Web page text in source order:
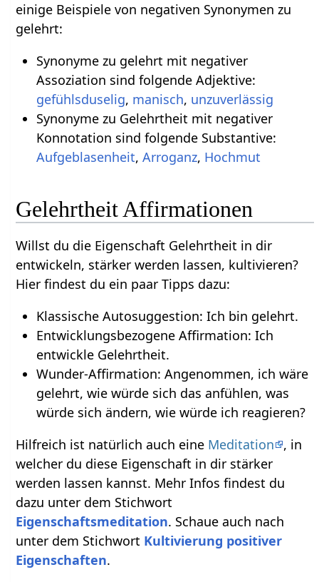
einige Beispiele von negativen Synonymen zu
gelehrt:
Synonyme zu gelehrt mit negativer
Assoziation sind folgende Adjektive:
gefühlsduselig, manisch, unzuverlässig
Synonyme zu Gelehrtheit mit negativer
Konnotation sind folgende Substantive:
Aufgeblasenheit, Arroganz, Hochmut
Gelehrtheit Affirmationen
Willst du die Eigenschaft Gelehrtheit in dir
entwickeln, stärker werden lassen, kultivieren?
Hier findest du ein paar Tipps dazu:
Klassische Autosuggestion: Ich bin gelehrt.
Entwicklungsbezogene Affirmation: Ich
entwickle Gelehrtheit.
Wunder-Affirmation: Angenommen, ich wäre
gelehrt, wie würde sich das anfühlen, was
würde sich ändern, wie würde ich reagieren?
Hilfreich ist natürlich auch eine Meditation
, in
welcher du diese Eigenschaft in dir stärker
werden lassen kannst. Mehr Infos findest du
dazu unter dem Stichwort
Eigenschaftsmeditation. Schaue auch nach
unter dem Stichwort Kultivierung positiver
Eigenschaften.